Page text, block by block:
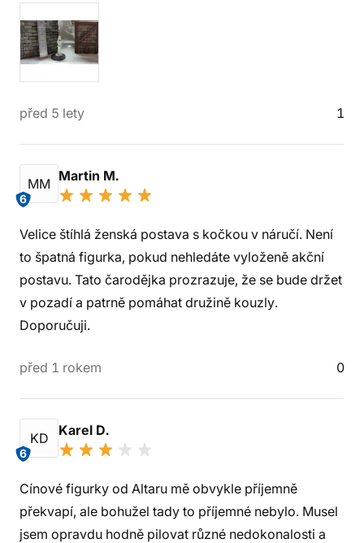
před 5 lety 1
MM
6
Martin M.
Velice štíhlá ženská postava s kočkou v náručí. Není
to špatná figurka, pokud nehledáte vyloženě akční
postavu. Tato čarodějka prozrazuje, že se bude držet
v pozadí a patrně pomáhat družině kouzly.
Doporučuji.
před 1 rokem 0
KD
6
Karel D.
Cínové figurky od Altaru mě obvykle příjemně
překvapí, ale bohužel tady to příjemné nebylo. Musel
jsem opravdu hodně pilovat různé nedokonalosti a